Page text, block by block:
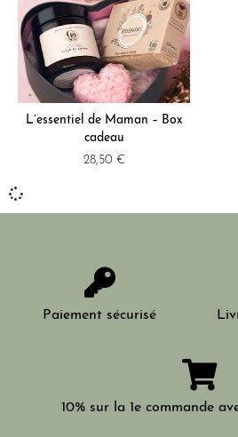
L’essentiel de Maman – Box
cadeau
28,50 €
Paiement sécurisé
10% sur la 1e commande